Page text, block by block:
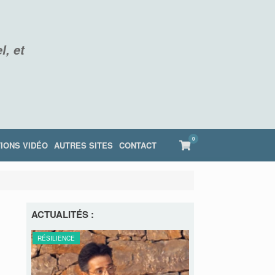
et
VIDÉO AUTRES SITES CONTACT View
shopping
cart
0
ACTUALITÉS :
RÉSILIENCE